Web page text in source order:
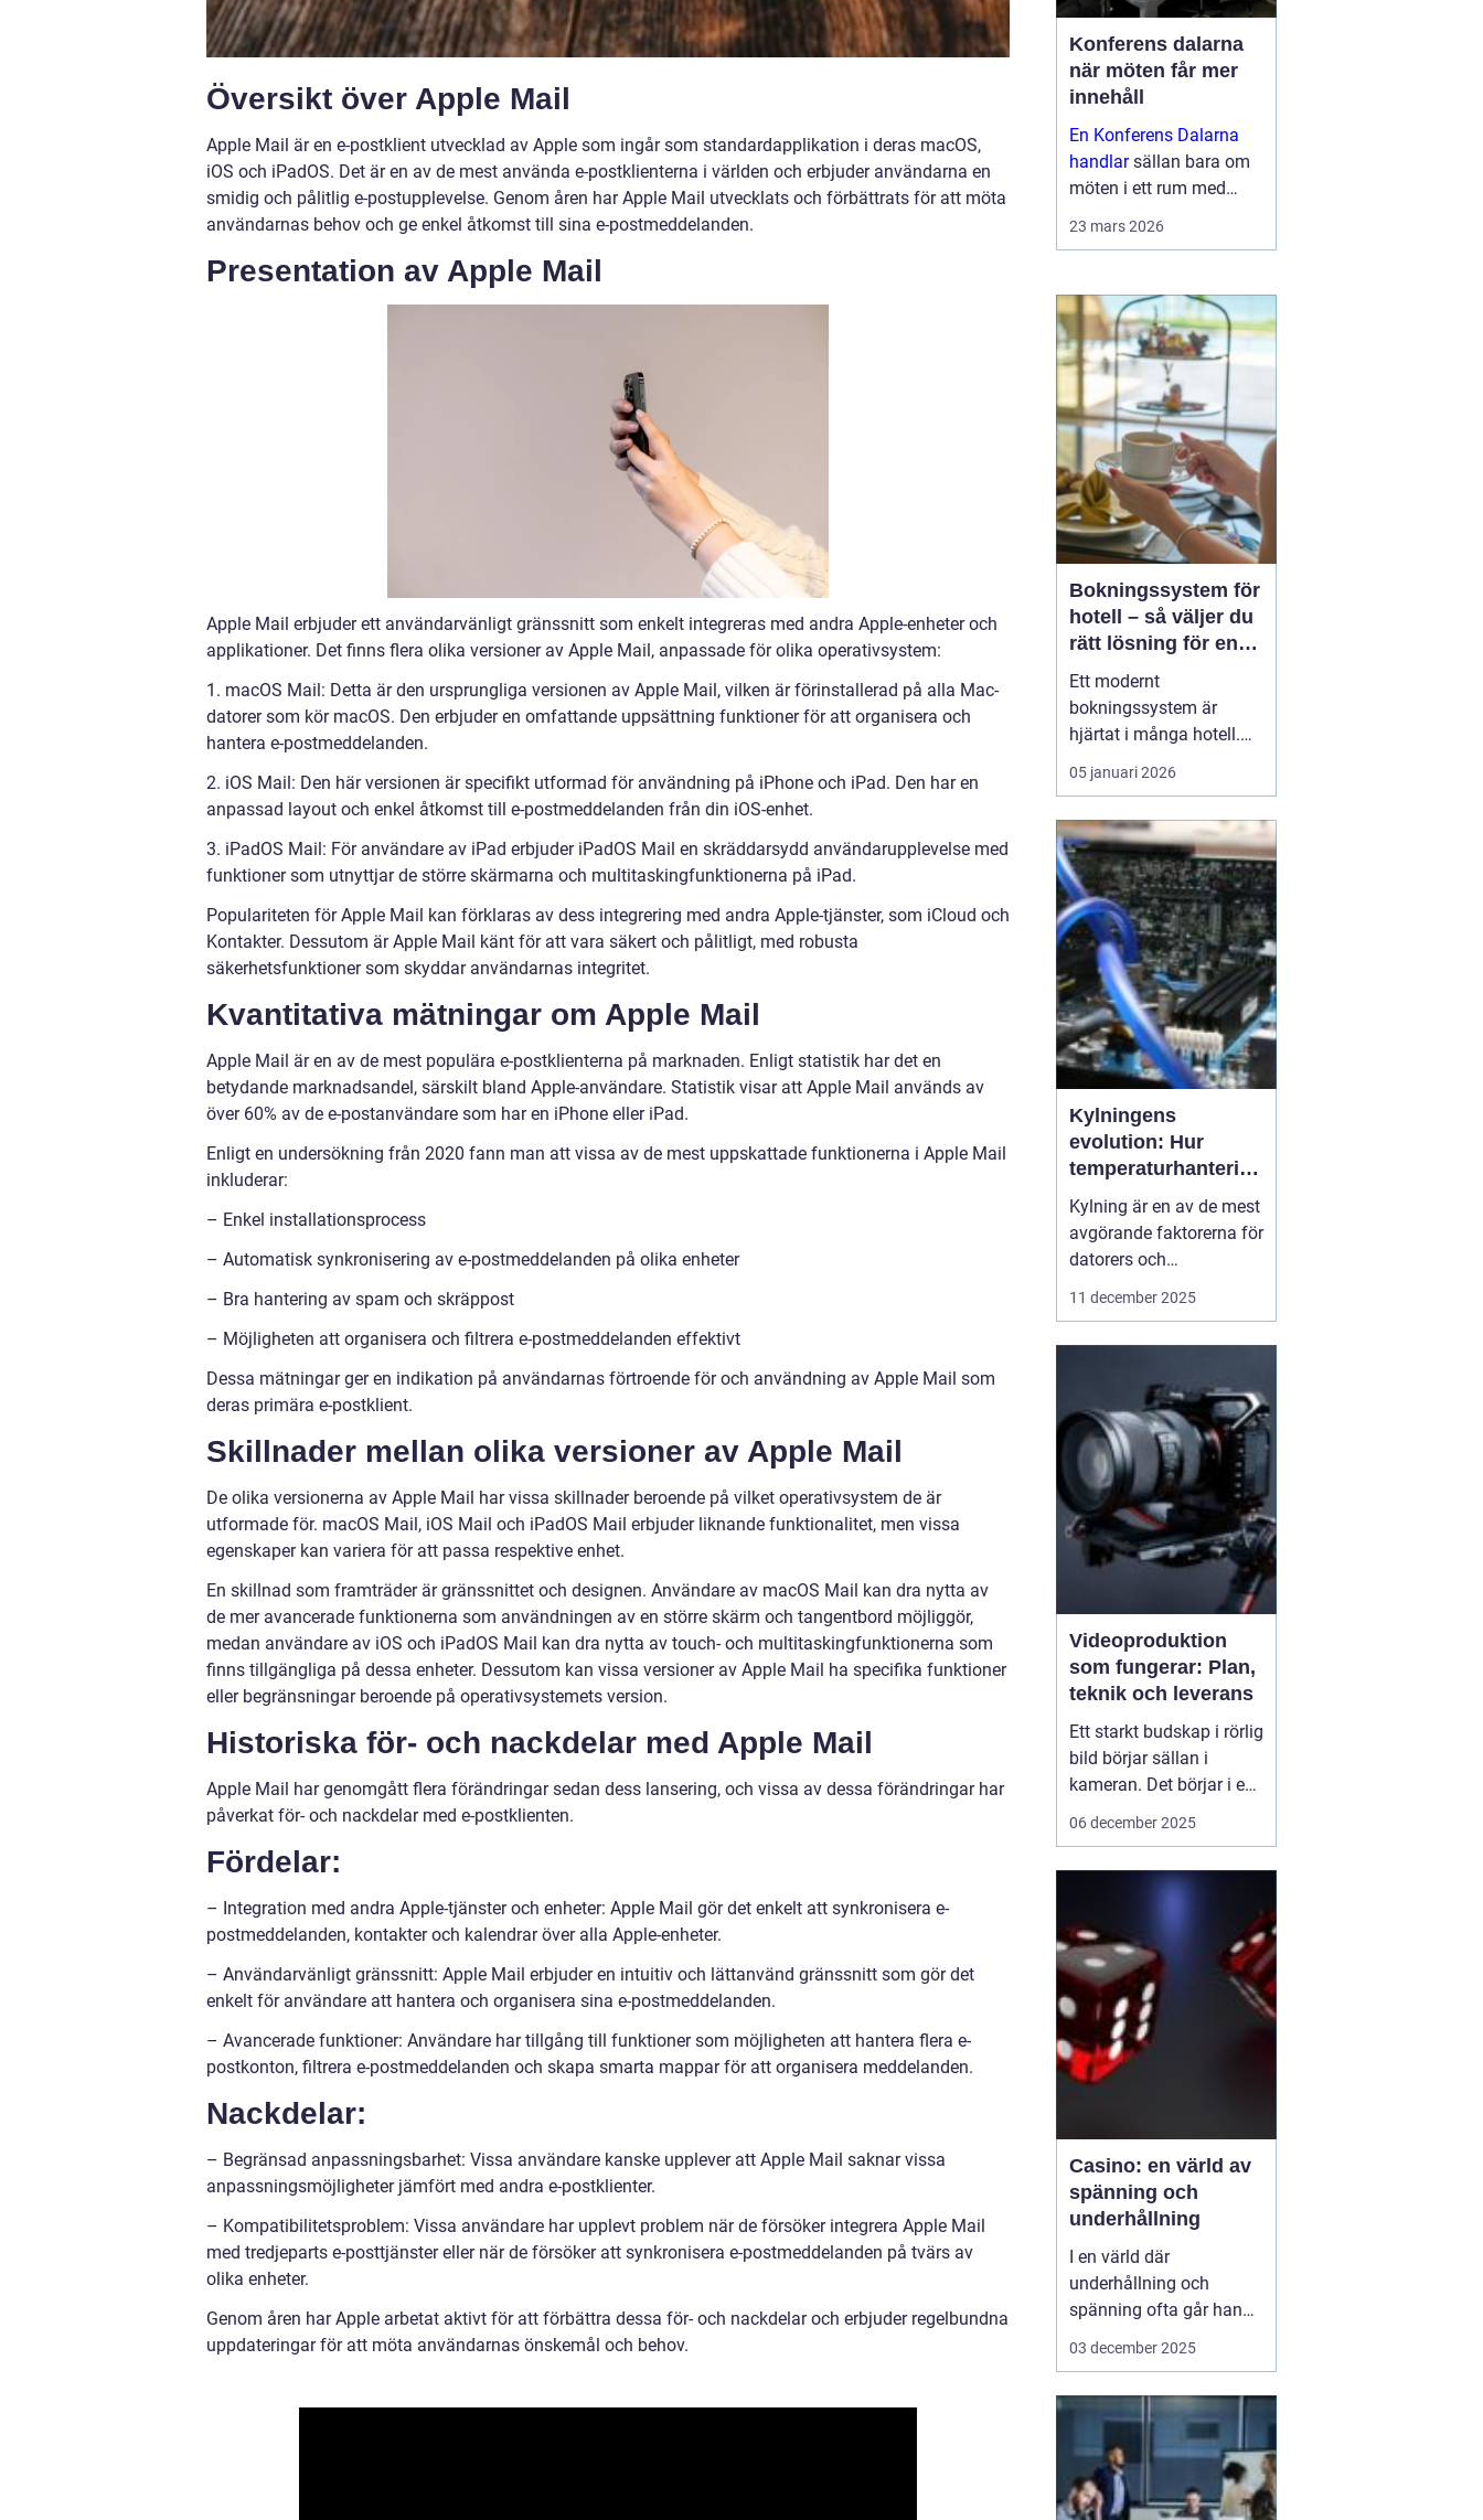
Översikt över Apple Mail
Apple Mail är en e-postklient utvecklad av Apple som ingår som standardapplikation i deras macOS,
iOS och iPadOS. Det är en av de mest använda e-postklienterna i världen och erbjuder användarna en
smidig och pålitlig e-postupplevelse. Genom åren har Apple Mail utvecklats och förbättrats för att möta
användarnas behov och ge enkel åtkomst till sina e-postmeddelanden.
Presentation av Apple Mail
Apple Mail erbjuder ett användarvänligt gränssnitt som enkelt integreras med andra Apple-enheter och
applikationer. Det finns flera olika versioner av Apple Mail, anpassade för olika operativsystem:
1. macOS Mail: Detta är den ursprungliga versionen av Apple Mail, vilken är förinstallerad på alla Mac-
datorer som kör macOS. Den erbjuder en omfattande uppsättning funktioner för att organisera och
hantera e-postmeddelanden.
2. iOS Mail: Den här versionen är specifikt utformad för användning på iPhone och iPad. Den har en
anpassad layout och enkel åtkomst till e-postmeddelanden från din iOS-enhet.
3. iPadOS Mail: För användare av iPad erbjuder iPadOS Mail en skräddarsydd användarupplevelse med
funktioner som utnyttjar de större skärmarna och multitaskingfunktionerna på iPad.
Populariteten för Apple Mail kan förklaras av dess integrering med andra Apple-tjänster, som iCloud och
Kontakter. Dessutom är Apple Mail känt för att vara säkert och pålitligt, med robusta
säkerhetsfunktioner som skyddar användarnas integritet.
Kvantitativa mätningar om Apple Mail
Apple Mail är en av de mest populära e-postklienterna på marknaden. Enligt statistik har det en
betydande marknadsandel, särskilt bland Apple-användare. Statistik visar att Apple Mail används av
över 60% av de e-postanvändare som har en iPhone eller iPad.
Enligt en undersökning från 2020 fann man att vissa av de mest uppskattade funktionerna i Apple Mail
inkluderar:
– Enkel installationsprocess
– Automatisk synkronisering av e-postmeddelanden på olika enheter
– Bra hantering av spam och skräppost
– Möjligheten att organisera och filtrera e-postmeddelanden effektivt
Dessa mätningar ger en indikation på användarnas förtroende för och användning av Apple Mail som
deras primära e-postklient.
Skillnader mellan olika versioner av Apple Mail
De olika versionerna av Apple Mail har vissa skillnader beroende på vilket operativsystem de är
utformade för. macOS Mail, iOS Mail och iPadOS Mail erbjuder liknande funktionalitet, men vissa
egenskaper kan variera för att passa respektive enhet.
En skillnad som framträder är gränssnittet och designen. Användare av macOS Mail kan dra nytta av
de mer avancerade funktionerna som användningen av en större skärm och tangentbord möjliggör,
medan användare av iOS och iPadOS Mail kan dra nytta av touch- och multitaskingfunktionerna som
finns tillgängliga på dessa enheter. Dessutom kan vissa versioner av Apple Mail ha specifika funktioner
eller begränsningar beroende på operativsystemets version.
Historiska för- och nackdelar med Apple Mail
Apple Mail har genomgått flera förändringar sedan dess lansering, och vissa av dessa förändringar har
påverkat för- och nackdelar med e-postklienten.
Fördelar:
– Integration med andra Apple-tjänster och enheter: Apple Mail gör det enkelt att synkronisera e-
postmeddelanden, kontakter och kalendrar över alla Apple-enheter.
– Användarvänligt gränssnitt: Apple Mail erbjuder en intuitiv och lättanvänd gränssnitt som gör det
enkelt för användare att hantera och organisera sina e-postmeddelanden.
– Avancerade funktioner: Användare har tillgång till funktioner som möjligheten att hantera flera e-
postkonton, filtrera e-postmeddelanden och skapa smarta mappar för att organisera meddelanden.
Nackdelar:
– Begränsad anpassningsbarhet: Vissa användare kanske upplever att Apple Mail saknar vissa
anpassningsmöjligheter jämfört med andra e-postklienter.
– Kompatibilitetsproblem: Vissa användare har upplevt problem när de försöker integrera Apple Mail
med tredjeparts e-posttjänster eller när de försöker att synkronisera e-postmeddelanden på tvärs av
olika enheter.
Genom åren har Apple arbetat aktivt för att förbättra dessa för- och nackdelar och erbjuder regelbundna
uppdateringar för att möta användarnas önskemål och behov.
Konferens dalarna
när möten får mer
innehåll
En Konferens Dalarna
handlarsällan bara om
möten i ett rum med
människor faktiskt
hinner mötas, tänka klart
och bygga relatio...
23 mars 2026
Bokningssystem för
hotell – så väljer du
rätt lösning för en
modern
hotellvardag
Ett modernt
bokningssystem är
hjärtat i många hotell.
När gäster förväntar sig
snabba svar, enkla
in- och utcheckningar
behöver hotellen ett
digitalt stöd som håller
samma te...
05 januari 2026
Kylningens
evolution: Hur
temperaturhantering
formar prestanda
och design
Kylning är en av de mest
avgörande faktorerna för
datorers och
elektronikkomponenters
bara livslängden på
processorer och
grafikkort...
11 december 2025
Videoproduktion
som fungerar: Plan,
teknik och leverans
Ett starkt budskap i rörlig
bild börjar sällan i
kameran. Det börjar i en
tydlig plan. När företag
handlar det om att knyta
teknik och distribution.
D&ari...
06 december 2025
Casino: en värld av
spänning och
underhållning
I en värld där
underhållning och
spänning ofta går hand i
hand, framstår casinon
kombineras för att
skapa oförglömliga
upplevelser. Från de
glitt...
03 december 2025